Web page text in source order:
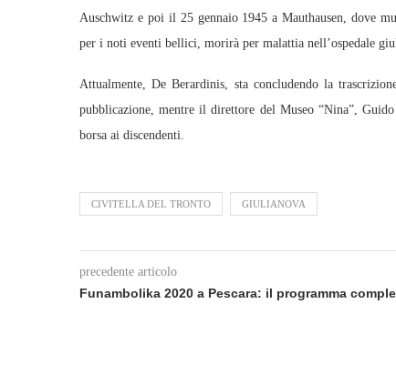
Auschwitz e poi il 25 gennaio 1945 a Mauthausen, dove
per i noti eventi bellici, morirà per malattia nell’ospedale
Attualmente, De Berardinis, sta concludendo la
pubblicazione, mentre il direttore del Museo “Nina”,
borsa ai discendenti.
CIVITELLA DEL TRONTO GIULIANOVA
precedente articolo
Funambolika 2020 a Pescara: il programma